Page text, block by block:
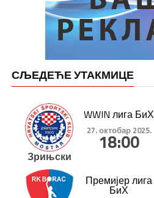
СЉЕДЕЋЕ УТАКМИЦЕ
Зрињски
WWIN лига БиХ
27. октобар 2025.
18:00
Премијер лига
БиХ